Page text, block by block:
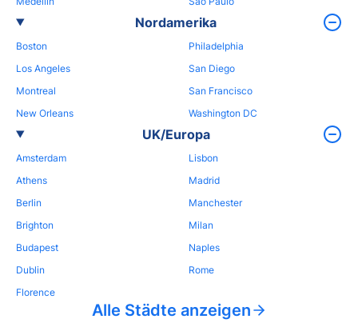
Nordamerika
Boston
Los Angeles
Montreal
New Orleans
Philadelphia
San Diego
San Francisco
Washington DC
UK/Europa
Amsterdam
Athens
Berlin
Brighton
Budapest
Dublin
Florence
Lisbon
Madrid
Manchester
Milan
Naples
Rome
Alle Städte anzeigen